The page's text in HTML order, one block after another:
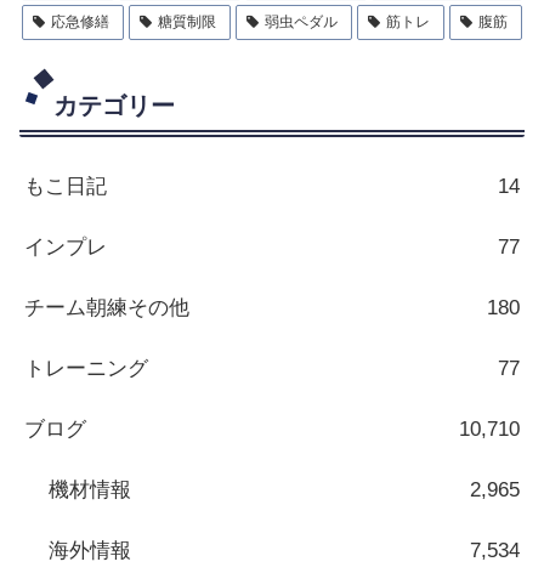
応急修繕 糖質制限 弱虫ペダル 筋トレ 腹筋
カテゴリー
もこ日記 14
インプレ 77
チーム朝練その他 180
トレーニング 77
ブログ 10,710
機材情報 2,965
海外情報 7,534